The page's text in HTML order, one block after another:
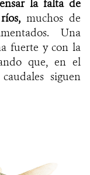
la falta de
muchos de
Una
fuerte y con la
que, en el
siguen